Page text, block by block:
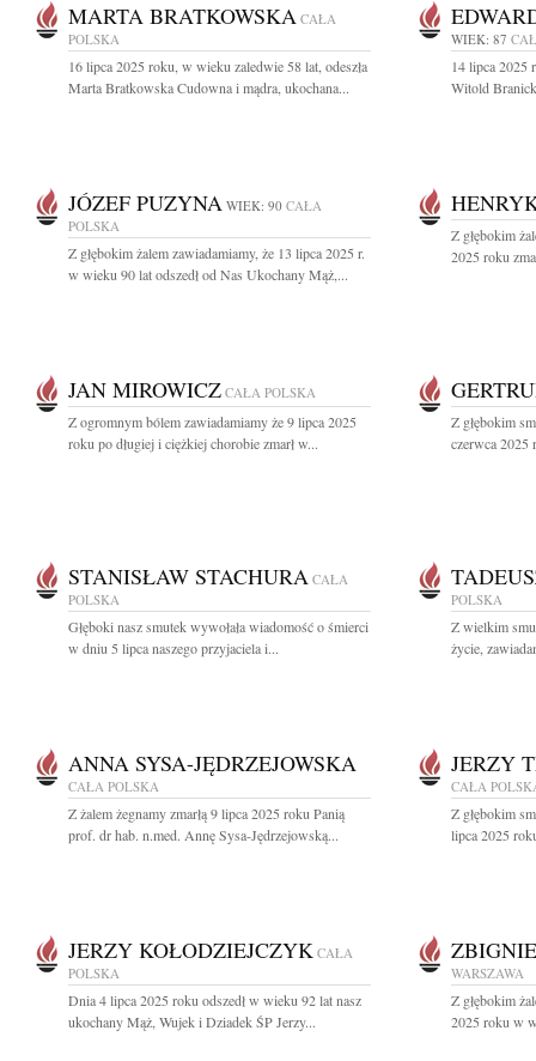
MARTA BRATKOWSKA CAŁA
POLSKA
16 lipca 2025 roku, w wieku zaledwie 58 lat, odeszła
Marta Bratkowska Cudowna i mądra, ukochana...
WIEK: 87
14 lipca 2025
Witold
JÓZEF PUZYNA WIEK: 90 CAŁA
POLSKA
Z głębokim żalem zawiadamiamy, że 13 lipca 2025 r.
w wieku 90 lat odszedł od Nas Ukochany Mąż,...
Z głębokim
2025 roku
JAN MIROWICZ CAŁA POLSKA
Z ogromnym bólem zawiadamiamy że 9 lipca 2025
roku po długiej i ciężkiej chorobie zmarł w...
Z głębokim
czerwca 2025
STANISŁAW STACHURA CAŁA
POLSKA
Głęboki nasz smutek wywołała wiadomość o śmierci
w dniu 5 lipca naszego przyjaciela i...
POLSKA
Z wielkim
życie,
ANNA SYSA-JĘDRZEJOWSKA
CAŁA POLSKA
Z żalem żegnamy zmarłą 9 lipca 2025 roku Panią
prof. dr hab. n.med. Annę Sysa-Jędrzejowską...
JERZY
CAŁA
Z głębokim
lipca 2025
JERZY KOŁODZIEJCZYK CAŁA
POLSKA
Dnia 4 lipca 2025 roku odszedł w wieku 92 lat nasz
ukochany Mąż, Wujek i Dziadek ŚP Jerzy...
WARSZAWA
Z głębokim
2025 roku w